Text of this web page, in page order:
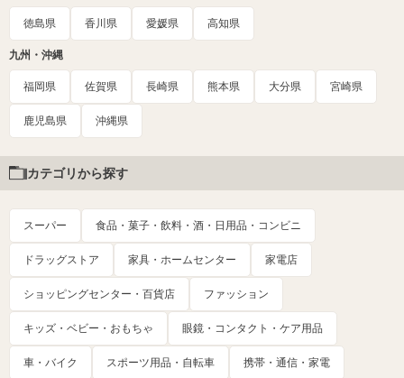
徳島県 香川県 愛媛県 高知県
九州・沖縄
福岡県 佐賀県 長崎県 熊本県 大分県 宮崎県
鹿児島県 沖縄県
カテゴリから探す
スーパー 食品・菓子・飲料・酒・日用品・コンビニ
ドラッグストア 家具・ホームセンター 家電店
ショッピングセンター・百貨店 ファッション
キッズ・ベビー・おもちゃ 眼鏡・コンタクト・ケア用品
車・バイク スポーツ用品・自転車 携帯・通信・家電